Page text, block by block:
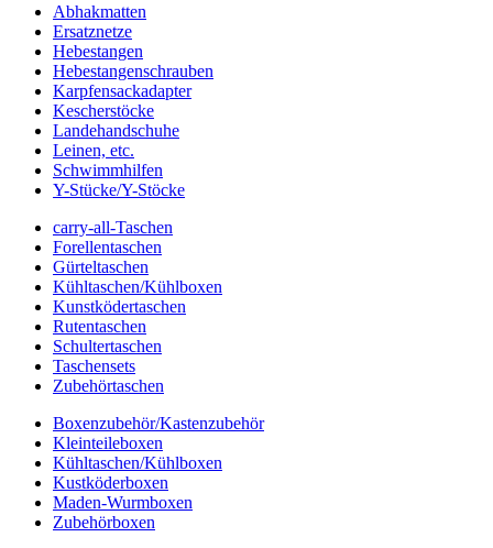
Abhakmatten
Ersatznetze
Hebestangen
Hebestangenschrauben
Karpfensackadapter
Kescherstöcke
Landehandschuhe
Leinen, etc.
Schwimmhilfen
Y-Stücke/Y-Stöcke
carry-all-Taschen
Forellentaschen
Gürteltaschen
Kühltaschen/Kühlboxen
Kunstködertaschen
Rutentaschen
Schultertaschen
Taschensets
Zubehörtaschen
Boxenzubehör/Kastenzubehör
Kleinteileboxen
Kühltaschen/Kühlboxen
Kustköderboxen
Maden-Wurmboxen
Zubehörboxen